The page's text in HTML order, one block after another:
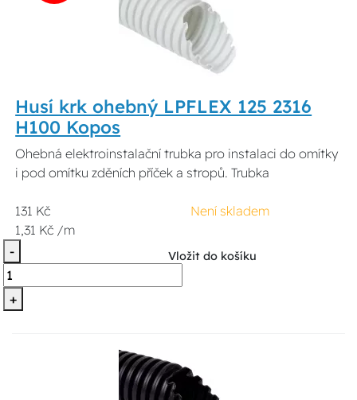
Husí krk ohebný LPFLEX 125 2316
H100 Kopos
Ohebná elektroinstalační trubka pro instalaci do omítky
i pod omítku zděních příček a stropů. Trubka
131 Kč
1,31 Kč /m
Není skladem
-
+
Vložit do košíku